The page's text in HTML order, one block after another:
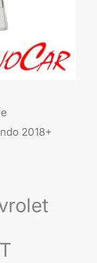
2018+